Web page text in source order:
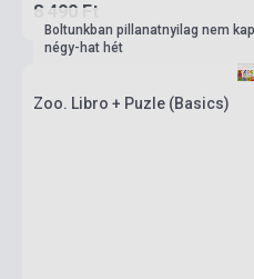
8 490 Ft
Boltunkban pillanatnyilag nem
négy-hat hét
Zoo. Libro + Puzle (Basics)